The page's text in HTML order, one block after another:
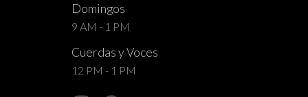
Domingos
9 AM - 1 PM
Cuerdas y Voces
12 PM - 1 PM